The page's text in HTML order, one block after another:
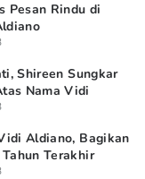
Pesan Rindu di
Shireen Sungkar
Nama Vidi
Aldiano, Bagikan
Terakhir